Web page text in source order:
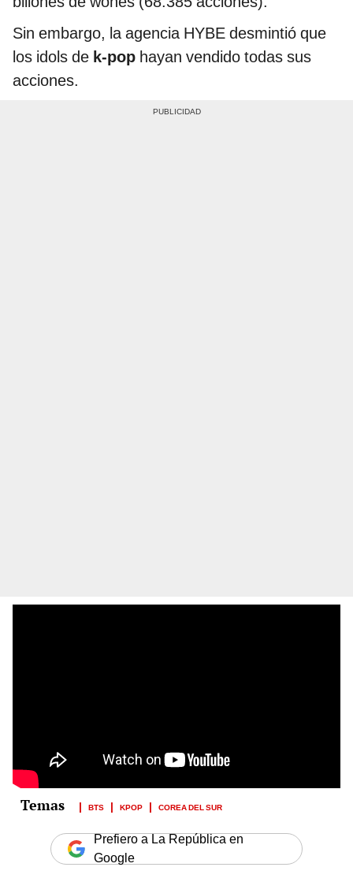
Sin embargo, la agencia HYBE desmintió que
los idols de k-pop hayan vendido todas sus
acciones.
BTS KPOP COREA DEL SUR
Prefiero a La República en
Google